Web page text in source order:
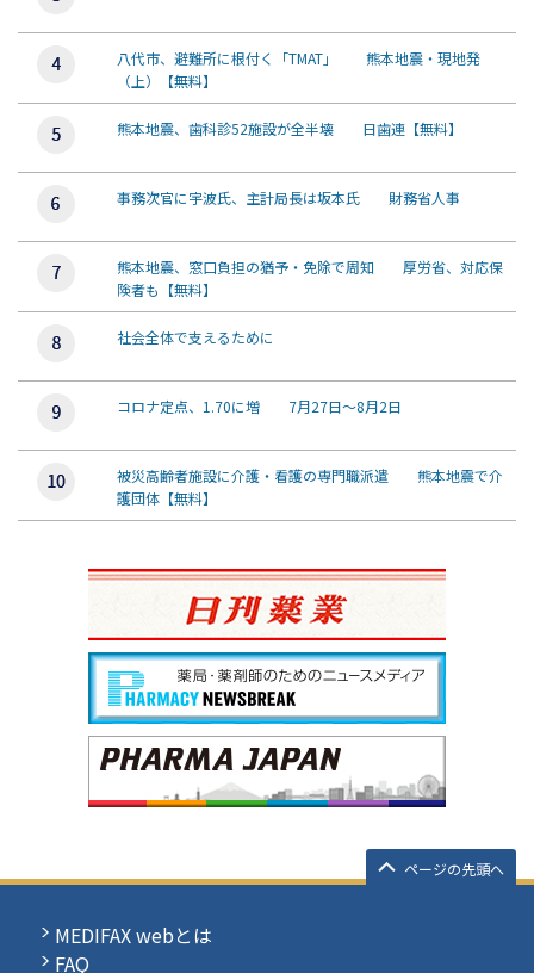
八代市、避難所に根付く「TMAT」 熊本地震・現地発
（上）【無料】
熊本地震、歯科診52施設が全半壊 日歯連【無料】
事務次官に宇波氏、主計局長は坂本氏 財務省人事
熊本地震、窓口負担の猶予・免除で周知 厚労省、対応保
険者も【無料】
社会全体で支えるために
コロナ定点、1.70に増 7月27日～8月2日
被災高齢者施設に介護・看護の専門職派遣 熊本地震で介
護団体【無料】
ページの先頭へ
MEDIFAX webとは
FAQ